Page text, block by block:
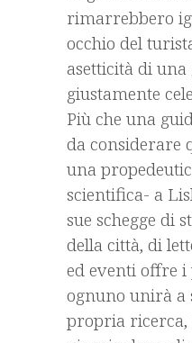
rimarrebbero
occhio del
asetticità di
giustamente
Più che una
da considerare
una
scientifica- a
sue schegge di
della città, di
ed eventi offre i
ognuno unirà a
propria